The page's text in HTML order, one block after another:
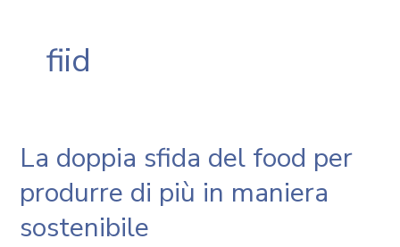
fiid
La doppia sfida del food per
produrre di più in maniera
sostenibile